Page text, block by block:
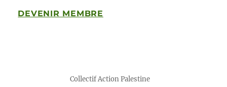
DEVENIR MEMBRE
Collectif Action Palestine